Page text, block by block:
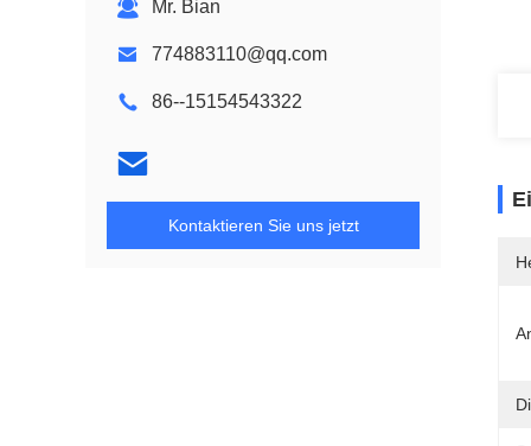
Mr. Bian
774883110@qq.com
86--15154543322
Kontaktieren Sie uns jetzt